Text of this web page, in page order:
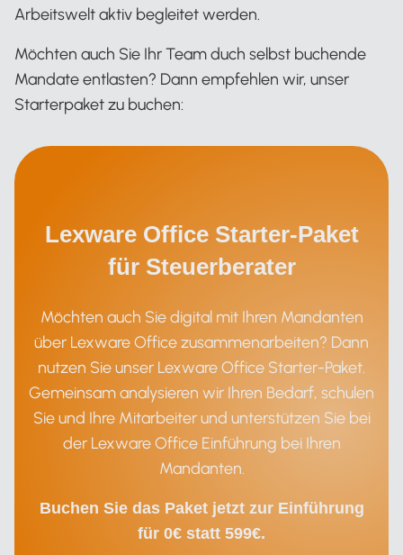
Arbeitswelt aktiv begleitet werden.
Möchten auch Sie Ihr Team duch selbst buchende
Mandate entlasten? Dann empfehlen wir, unser
Starterpaket zu buchen:
Lexware Office Starter-Paket
für Steuerberater
Möchten auch Sie digital mit Ihren Mandanten
über Lexware Office zusammenarbeiten? Dann
nutzen Sie unser Lexware Office Starter-Paket.
Gemeinsam analysieren wir Ihren Bedarf, schulen
Sie und Ihre Mitarbeiter und unterstützen Sie bei
der Lexware Office Einführung bei Ihren
Mandanten.
Buchen Sie das Paket jetzt zur Einführung
für 0€ statt 599€.